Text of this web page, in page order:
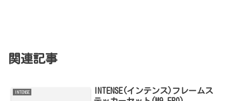
関連記事
INTENSE
INTENSE(インテンス)フレームス